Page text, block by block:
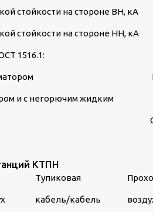
стойкости на стороне ВН, кА
стойкости на стороне НН, кА
1516.1:
и с негорючим жидким
КТПН
Тупиковая
кабель/кабель